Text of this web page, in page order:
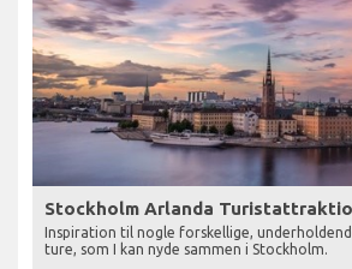
Stockholm Arlanda
Inspiration til nogle forskellige,
ture, som I kan nyde sammen i Stockholm.